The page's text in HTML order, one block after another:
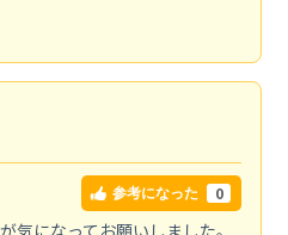
参考になった 0